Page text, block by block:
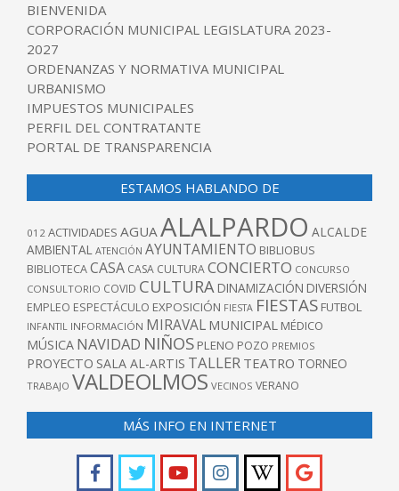
BIENVENIDA
CORPORACIÓN MUNICIPAL LEGISLATURA 2023-
2027
ORDENANZAS Y NORMATIVA MUNICIPAL
URBANISMO
IMPUESTOS MUNICIPALES
PERFIL DEL CONTRATANTE
PORTAL DE TRANSPARENCIA
ESTAMOS HABLANDO DE
012 ACTIVIDADES AGUAALALPARDO ALCALDE
AMBIENTAL ATENCIÓN AYUNTAMIENTO BIBLIOBUS
BIBLIOTECACASA CASA CULTURACONCIERTO CONCURSO
CONSULTORIO COVID CULTURA DINAMIZACIÓN DIVERSIÓN
EMPLEO ESPECTÁCULO EXPOSICIÓN FIESTA FIESTAS FUTBOL
INFANTIL INFORMACIÓN MIRAVAL MUNICIPAL MÉDICO
MÚSICA NAVIDAD NIÑOS PLENO POZO PREMIOS
PROYECTO SALA AL-ARTIS TALLER TEATRO TORNEO
TRABAJO VALDEOLMOS VECINOS VERANO
MÁS INFO EN INTERNET